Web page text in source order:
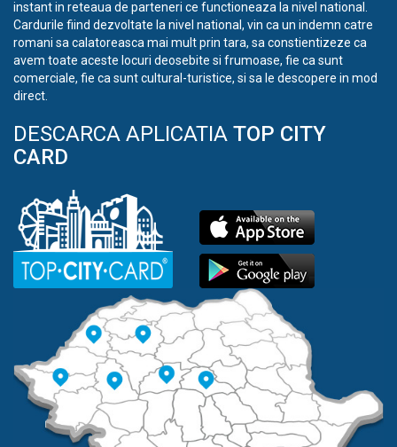
instant in reteaua de parteneri ce functioneaza la nivel national.
Cardurile fiind dezvoltate la nivel national, vin ca un indemn catre
romani sa calatoreasca mai mult prin tara, sa constientizeze ca
avem toate aceste locuri deosebite si frumoase, fie ca sunt
comerciale, fie ca sunt cultural-turistice, si sa le descopere in mod
direct.
DESCARCA APLICATIA TOP CITY
CARD